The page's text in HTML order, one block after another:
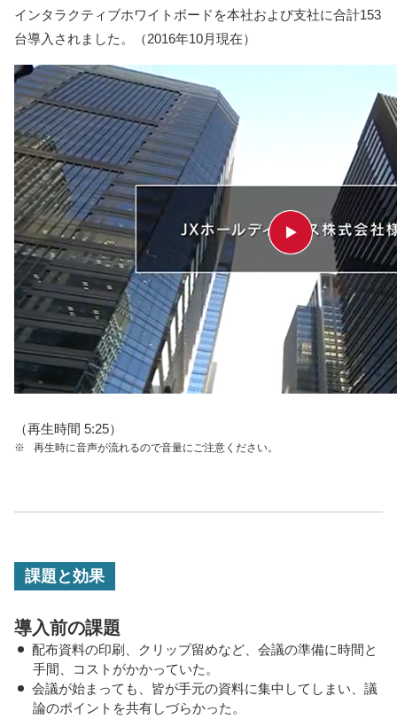
インタラクティブホワイトボードを本社および支社に合計153
台導入されました。（2016年10月現在）
（再生時間 5:25）
※ 再生時に音声が流れるので音量にご注意ください。
課題と効果
導入前の課題
配布資料の印刷、クリップ留めなど、会議の準備に時間と
手間、コストがかかっていた。
会議が始まっても、皆が手元の資料に集中してしまい、議
論のポイントを共有しづらかった。